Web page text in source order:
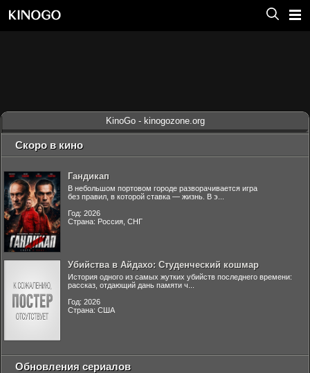
KinoGo - kinogozone.org
Скоро в кино
Гандикап
В небольшом портовом городе разворачивается игра
без правил, в которой ставка — жизнь. В э...
Год: 2026
Страна: Россия, СНГ
Убийства в Айдахо: Студенческий кошмар
История одного из самых жутких убийств последнего времени:
рассказ, отдающий дань памяти ч...
Год: 2026
Страна: США
Обновления сериалов